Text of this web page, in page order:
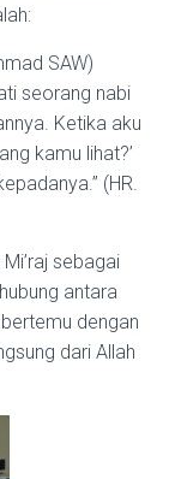
SAW)
seorang nabi
Ketika aku
kamu lihat?’
(HR.
sebagai
antara
dengan
dari Allah